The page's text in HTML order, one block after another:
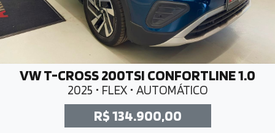
VW T-CROSS 200TSI CONFORTLINE 1.0
2025 • FLEX • AUTOMÁTICO
R$ 134.900,00